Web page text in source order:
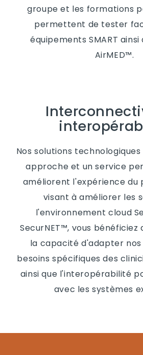
groupe et les formations
permettent de tester
équipements SMART
AirMED™.
Nos solutions
approche et un service
améliorent l'expérience du
visant à améliorer les
l'environnement cloud
SecurNET™, vous
la capacité d'adapter nos
besoins spécifiques des
ainsi que l'interopérabilité
avec les systèmes